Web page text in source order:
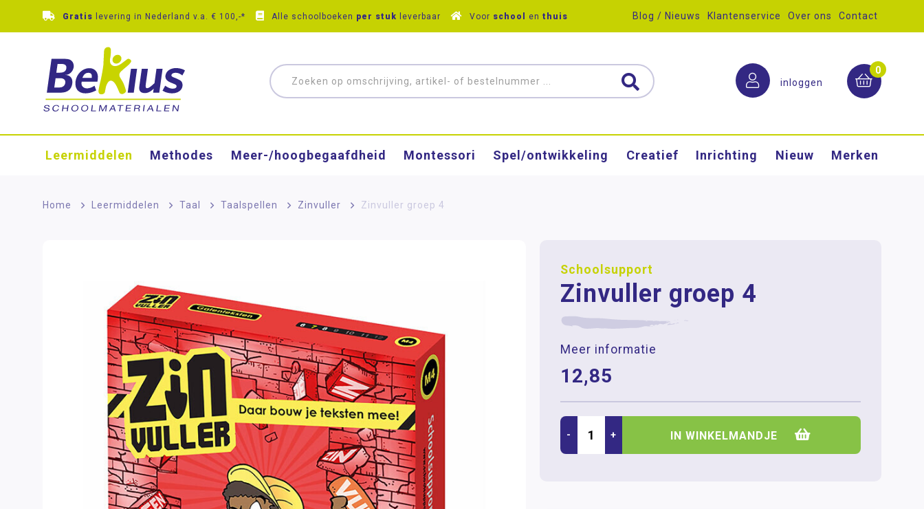
Gratis levering in Nederland v.a. € 100,-* Alle schoolboeken per stuk leverbaar Voor school en thuis Blog / Nieuws Klantenservice Over ons Contact
inloggen
0
Leermiddelen Methodes Meer-/hoog­begaafdheid Montessori Spel/ontwikkeling Creatief Inrichting Nieuw Merken
Home > Leermiddelen > Taal > Taalspellen > Zinvuller > Zinvuller groep 4
Schoolsupport
Zinvuller groep 4
Meer informatie
12,85
- + IN WINKELMANDJE